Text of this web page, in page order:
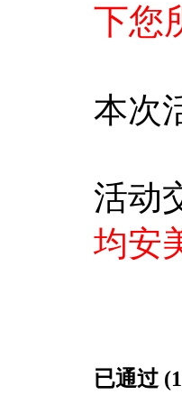
下您
本次
活动
均安
已通过